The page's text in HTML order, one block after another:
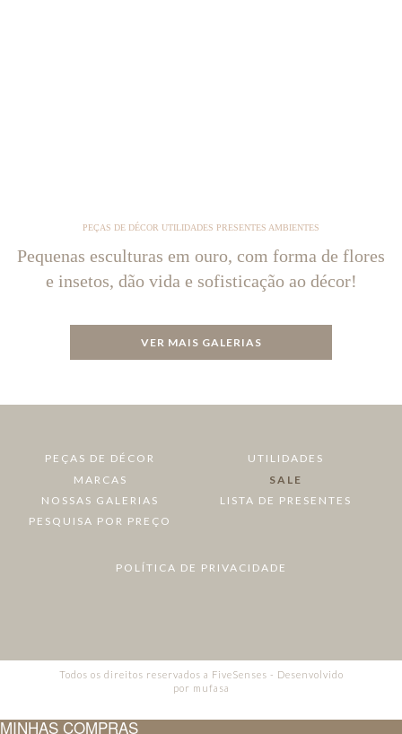
PEÇAS DE DÉCOR UTILIDADES PRESENTES AMBIENTES
Pequenas esculturas em ouro, com forma de flores
e insetos, dão vida e sofisticação ao décor!
VER MAIS GALERIAS
PEÇAS DE DÉCOR
UTILIDADES
MARCAS
SALE
NOSSAS GALERIAS
LISTA DE PRESENTES
PESQUISA POR PREÇO
POLÍTICA DE PRIVACIDADE
Todos os direitos reservados a FiveSenses - Desenvolvido
por mufasa
MINHAS COMPRAS